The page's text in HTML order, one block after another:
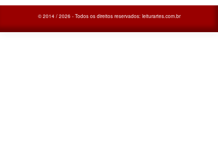
© 2014 / 2026 - Todos os direitos reservados: leiturartes.com.br